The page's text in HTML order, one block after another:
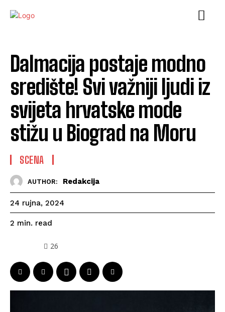
Dalmacija postaje modno
središte! Svi važniji ljudi iz
svijeta hrvatske mode
stižu u Biograd na Moru
SCENA
AUTHOR: Redakcija
24 rujna, 2024
2 min. read
26